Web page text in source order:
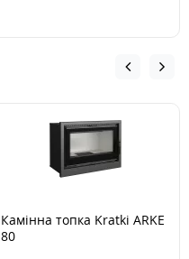
Камінна топка Kratki ARKE
80